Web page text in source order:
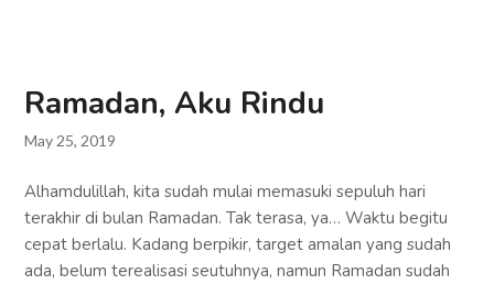
Ramadan, Aku Rindu
May 25, 2019
Alhamdulillah, kita sudah mulai memasuki sepuluh hari
terakhir di bulan Ramadan. Tak terasa, ya… Waktu begitu
cepat berlalu. Kadang berpikir, target amalan yang sudah
ada, belum terealisasi seutuhnya, namun Ramadan sudah